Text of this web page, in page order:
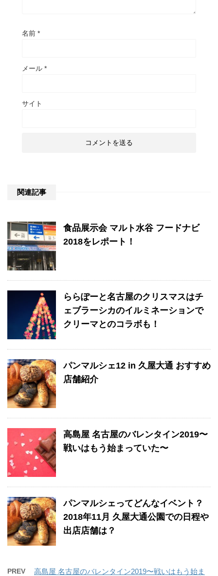
名前 *
メール *
サイト
関連記事
食品展示会 マルト水谷 フードナビ
2018をレポート！
ららぽーと名古屋のクリスマスはチ
ェブラーシカのイルミネーションで
クリーマとのコラボも！
パンマルシェ12 in 久屋大通 おすすめ
店舗紹介
高島屋 名古屋のバレンタイン2019〜
戦いはもう始まっていた〜
パンマルシェってどんなイベント？
2018年11月 久屋大通公園での日程や
出店店舗は？
PREV
高島屋 名古屋のバレンタイン2019〜戦いはもう始ま